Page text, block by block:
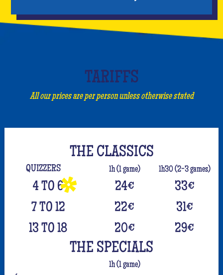
TARIFFS
All our prices are per person unless otherwise stated
THE CLASSICS
QUIZZERS 1h (1 game) 1h30 (2-3 games)
4 TO 6 24€ 33€
7 TO 12
22€ 31€
13 TO 18
20€ 29€
THE SPECIALS
1h (1 game)